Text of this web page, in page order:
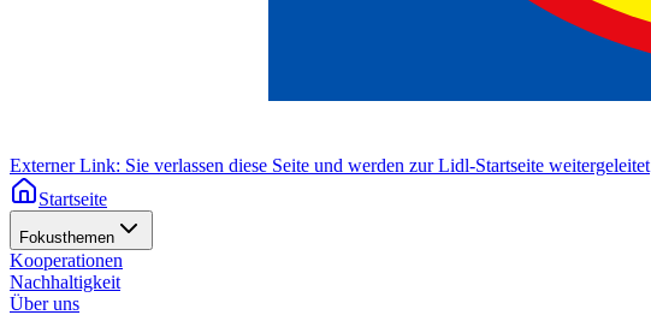
Externer Link: Sie verlassen diese Seite und werden zur Lidl-Startseite weitergeleitet
Startseite
Fokusthemen
Kooperationen
Nachhaltigkeit
Über uns